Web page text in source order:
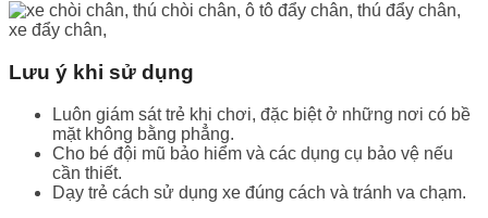
Lưu ý khi sử dụng
Luôn giám sát trẻ khi chơi, đặc biệt ở những nơi có bề
mặt không bằng phẳng.
Cho bé đội mũ bảo hiểm và các dụng cụ bảo vệ nếu
cần thiết.
Dạy trẻ cách sử dụng xe đúng cách và tránh va chạm.